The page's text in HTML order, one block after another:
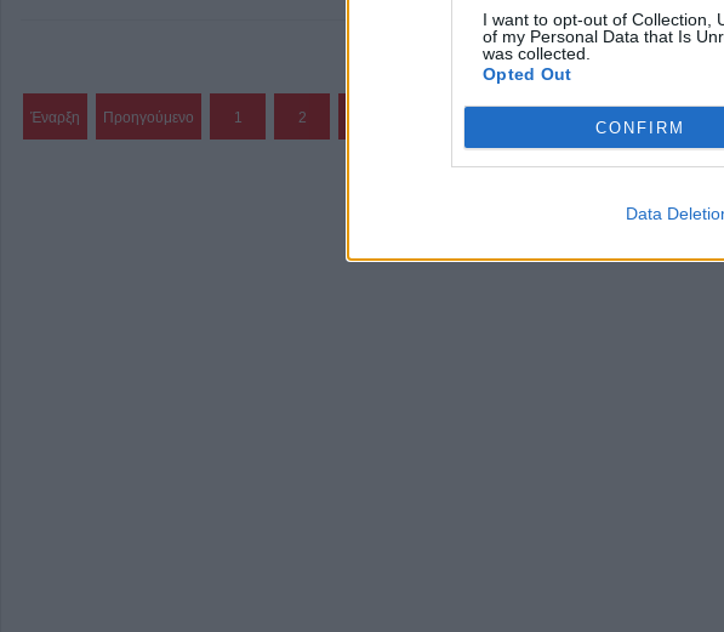
I want to opt-out of Collection,
of my Personal Data that Is
was collected.
Opted Out
CONFIRM
Data
Έναρξη Προηγούμενο 1 2 Επόμενο